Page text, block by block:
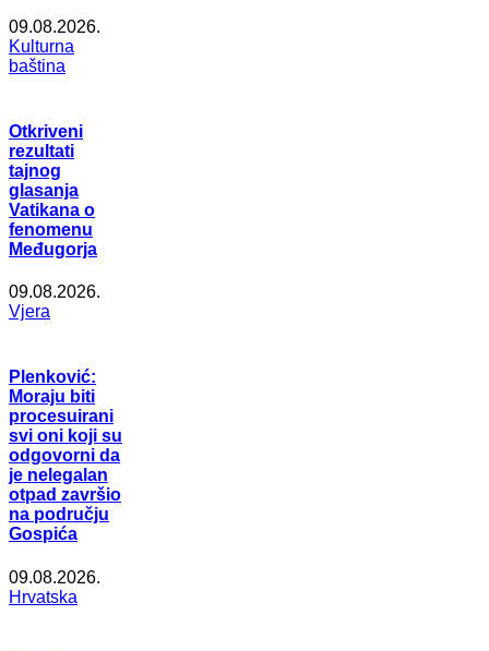
09.08.2026.
Kulturna
baština
Otkriveni
rezultati
tajnog
glasanja
Vatikana o
fenomenu
Međugorja
09.08.2026.
Vjera
Plenković:
Moraju biti
procesuirani
svi oni koji su
odgovorni da
je nelegalan
otpad završio
na području
Gospića
09.08.2026.
Hrvatska